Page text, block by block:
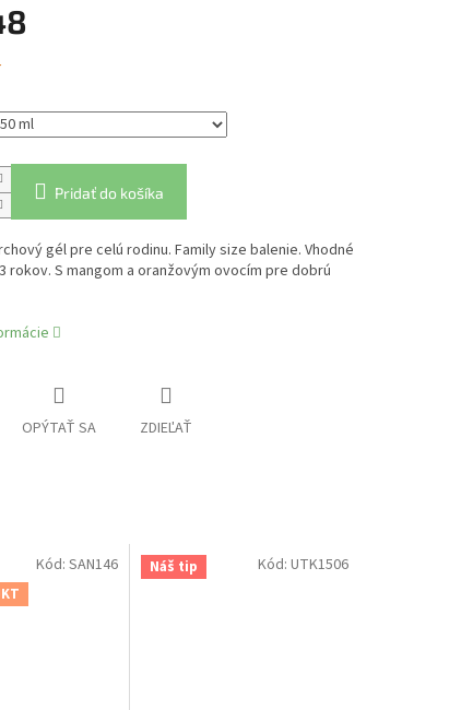
Pridať do košíka
gél pre celú rodinu. Family size balenie. Vhodné
rokov. S mangom a oranžovým ovocím pre dobrú
OPÝTAŤ SA ZDIEĽAŤ
Kód:SAN146 Náš tip Kód: UTK1506